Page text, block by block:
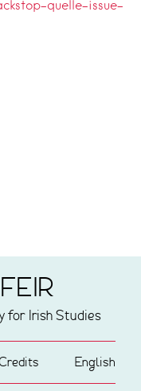
quelle-issue-
for Irish Studies
English